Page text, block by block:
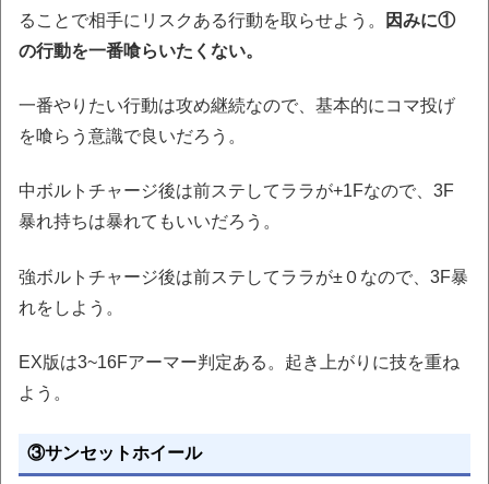
ることで相手にリスクある行動を取らせよう。
因みに①
の行動を一番喰らいたくない。
一番やりたい行動は攻め継続なので、基本的にコマ投げ
を喰らう意識で良いだろう。
中ボルトチャージ後は前ステしてララが+1Fなので、3F
暴れ持ちは暴れてもいいだろう。
強ボルトチャージ後は前ステしてララが±０なので、3F暴
れをしよう。
EX版は3~16Fアーマー判定ある。起き上がりに技を重ね
よう。
③サンセットホイール